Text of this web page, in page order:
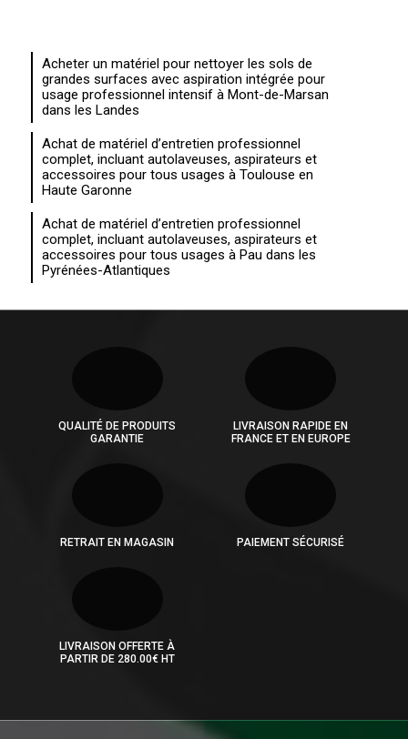
Acheter un matériel pour nettoyer les sols de
grandes surfaces avec aspiration intégrée pour
usage professionnel intensif à Mont-de-Marsan
dans les Landes
Achat de matériel d’entretien professionnel
complet, incluant autolaveuses, aspirateurs et
accessoires pour tous usages à Toulouse en
Haute Garonne
Achat de matériel d’entretien professionnel
complet, incluant autolaveuses, aspirateurs et
accessoires pour tous usages à Pau dans les
Pyrénées-Atlantiques
QUALITÉ DE PRODUITS
GARANTIE
LIVRAISON RAPIDE EN
FRANCE ET EN EUROPE
RETRAIT EN MAGASIN PAIEMENT SÉCURISÉ
LIVRAISON OFFERTE À
PARTIR DE 280.00€ HT